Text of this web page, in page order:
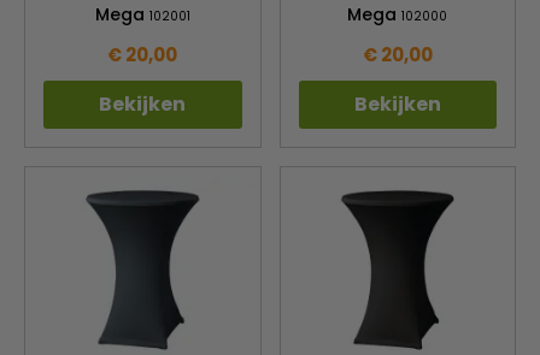
Mega 102001
€ 20,00
Bekijken
Mega102000
€ 20,00
Bekijken